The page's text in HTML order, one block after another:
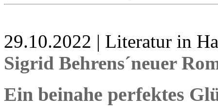
29.10.2022 | Literatur in
Sigrid Behrens´neuer
Ein beinahe perfektes